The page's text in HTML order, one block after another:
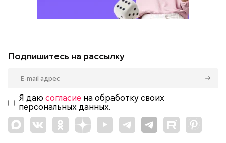
Подпишитесь на рассылку
Я даю согласие на обработку своих
персональных данных.